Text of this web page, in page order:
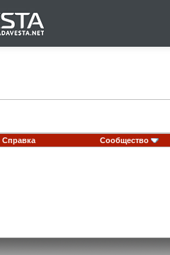
Справка Сообщество